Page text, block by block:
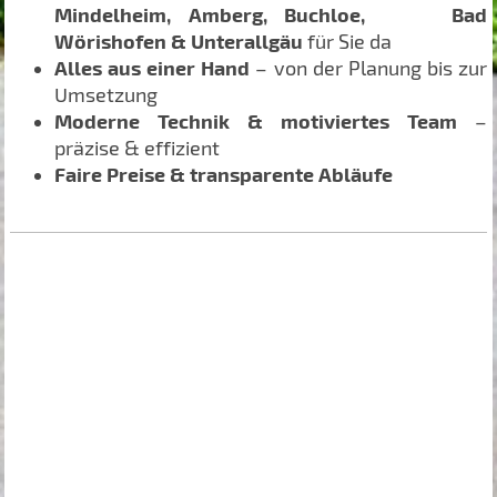
Mindelheim, Amberg, Buchloe,
Bad
Wörishofen & Unterallgäu für Sie da
Alles aus einer Hand – von der Planung bis zur
Umsetzung
Moderne Technik & motiviertes Team –
präzise & effizient
Faire Preise & transparente Abläufe